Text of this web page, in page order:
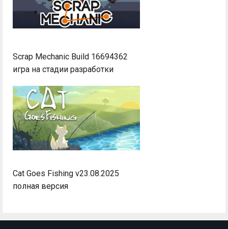
Scrap Mechanic Build 16694362
игра на стадии разработки
Cat Goes Fishing v23.08.2025
полная версия